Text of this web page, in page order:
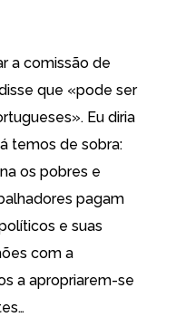
a comissão de
que «pode ser
Eu diria
temos de sobra:
os pobres e
pagam
e suas
com a
a apropriarem-se